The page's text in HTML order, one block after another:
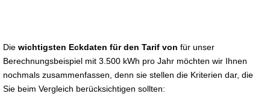
Die wichtigsten Eckdaten für den Tarif von für unser
Berechnungsbeispiel mit 3.500 kWh pro Jahr möchten wir Ihnen
nochmals zusammenfassen, denn sie stellen die Kriterien dar, die
Sie beim Vergleich berücksichtigen sollten: